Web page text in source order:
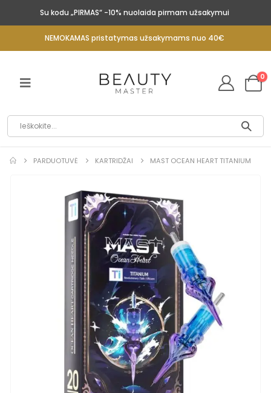
Su kodu „PIRMAS“ -10% nuolaida pirmam užsakymui
NEMOKAMAS pristatymas užsakymams nuo 40€
0
PARDUOTUVĖ KARTRIDŽAI MAST OCEAN HEART TITANIUM